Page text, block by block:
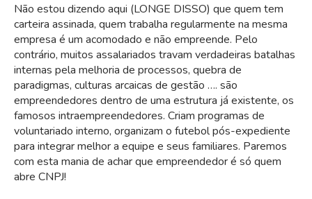
Não estou dizendo aqui (LONGE DISSO) que quem tem
carteira assinada, quem trabalha regularmente na mesma
empresa é um acomodado e não empreende. Pelo
contrário, muitos assalariados travam verdadeiras batalhas
internas pela melhoria de processos, quebra de
paradigmas, culturas arcaicas de gestão …. são
empreendedores dentro de uma estrutura já existente, os
famosos intraempreendedores. Criam programas de
voluntariado interno, organizam o futebol pós-expediente
para integrar melhor a equipe e seus familiares. Paremos
com esta mania de achar que empreendedor é só quem
abre CNPJ!